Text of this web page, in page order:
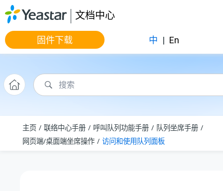
跳转到主要内容
文档中心
固件下载 中 | En
主页 联络中心手册 呼叫队列功能手册
队列坐席手册
网页端/桌面端坐席操作
访问和使用队列面板